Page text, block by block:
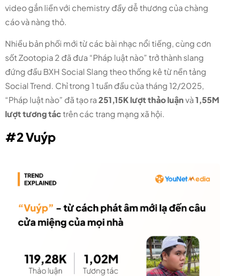
video gắn liền với chemistry đầy dễ thương của chàng
cáo và nàng thỏ.
Nhiều bản phối mới từ các bài nhạc nổi tiếng, cùng cơn
sốt Zootopia 2 đã đưa “Pháp luật nào” trở thành slang
đứng đầu BXH Social Slang theo thống kê từ nền tảng
Social Trend. Chỉ trong 1 tuần đầu của tháng 12/2025,
“Pháp luật nào” đã tạo ra251,15K lượt thảo luậnvà1,55M
lượt tương táctrên các trang mạng xã hội.
#2 Vuýp